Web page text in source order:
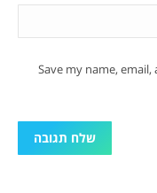
Save my name,
שלח תגובה